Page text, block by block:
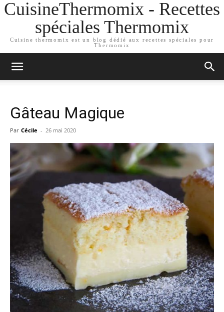
CuisineThermomix - Recettes
spéciales Thermomix
Cuisine thermomix est un blog dédié aux recettes spéciales pour
Thermomix
Gâteau Magique
Par Cécile - 26 mai 2020